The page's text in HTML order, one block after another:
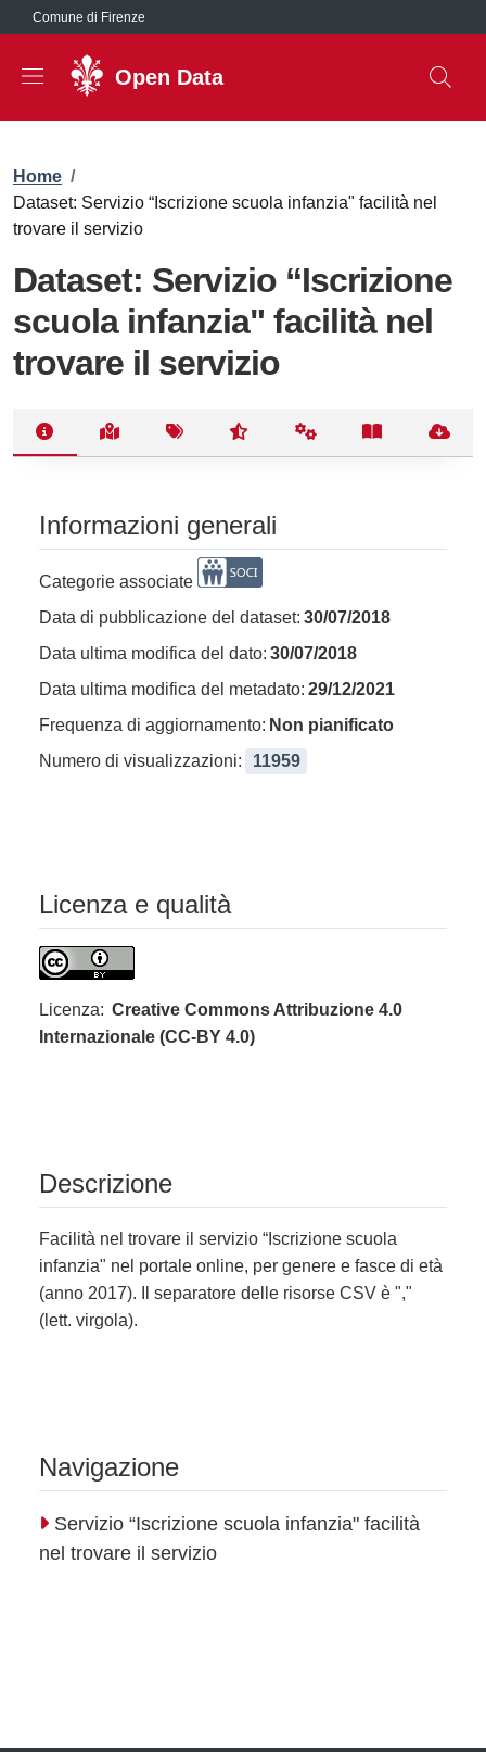
Salta al contenuto principale
Comune di Firenze
Open Data
Briciole di pane
Home /
Dataset: Servizio “Iscrizione scuola infanzia" facilità nel
trovare il servizio
Dataset: Servizio “Iscrizione
scuola infanzia" facilità nel
trovare il servizio
Informazioni generali
Categorie associate
Data di pubblicazione del dataset: 30/07/2018
Data ultima modifica del dato: 30/07/2018
Data ultima modifica del metadato: 29/12/2021
Frequenza di aggiornamento: Non pianificato
Numero di visualizzazioni:
11959
Licenza e qualità
Licenza: Creative Commons Attribuzione 4.0
Internazionale (CC-BY 4.0)
Descrizione
Facilità nel trovare il servizio “Iscrizione scuola
infanzia" nel portale online, per genere e fasce di età
(anno 2017). Il separatore delle risorse CSV è ","
(lett. virgola).
Navigazione
Servizio “Iscrizione scuola infanzia" facilità
nel trovare il servizio